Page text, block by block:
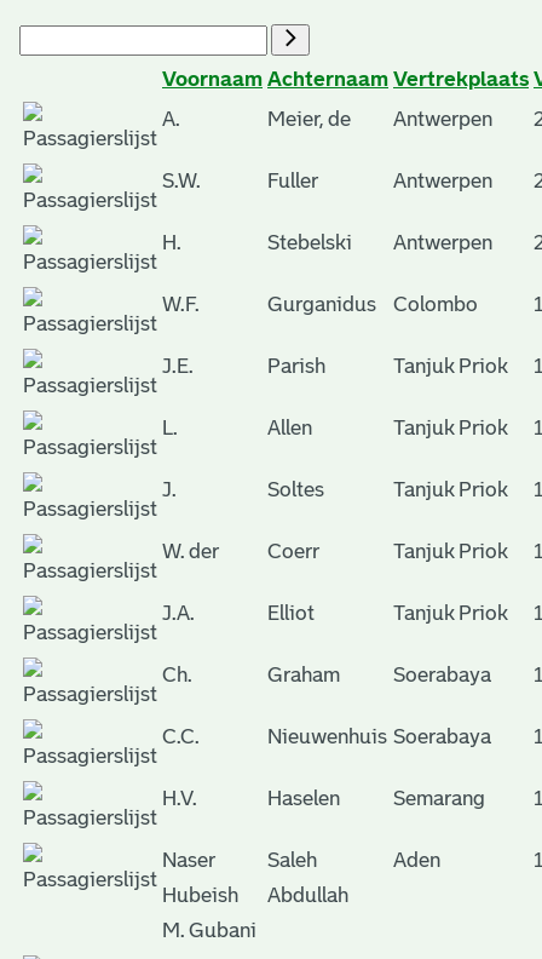
Voornaam Achternaam Vertrekplaats
A.
Meier, de Antwerpen
S.W. Fuller Antwerpen
H. Stebelski Antwerpen
W.F. Gurganidus Colombo
J.E. Parish Tanjuk Priok
L. Allen Tanjuk Priok
J. Soltes Tanjuk Priok
W. der Coerr Tanjuk Priok
J.A. Elliot Tanjuk Priok
Ch. Graham Soerabaya
C.C. Nieuwenhuis Soerabaya
H.V. Haselen Semarang
Naser
Hubeish
M. Gubani
Saleh
Abdullah
Aden